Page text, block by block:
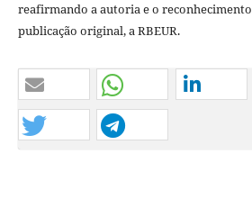
reafirmando a autoria e o
publicação original, a RBEUR.